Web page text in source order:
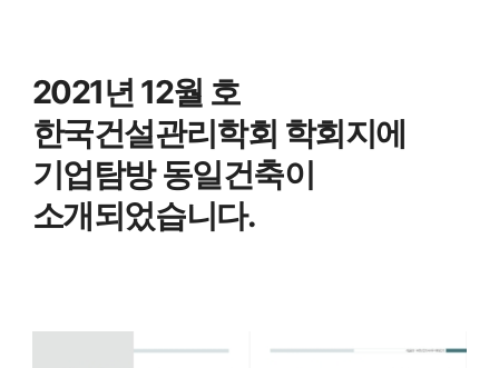
2021년 12월 호
한국건설관리학회 학회지에
기업탐방 동일건축이
소개되었습니다.